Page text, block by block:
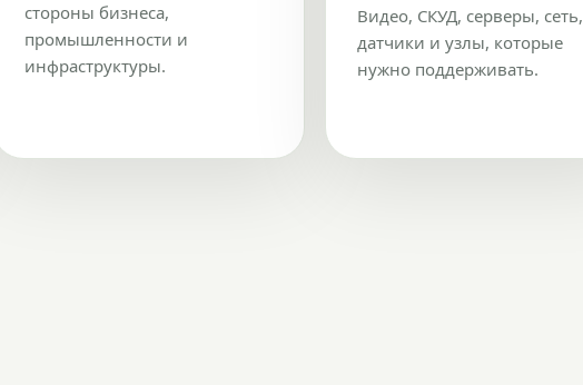
стороны бизнеса,
промышленности и
инфраструктуры.
Видео, СКУД, серверы, сеть,
датчики и узлы, которые
нужно поддерживать.